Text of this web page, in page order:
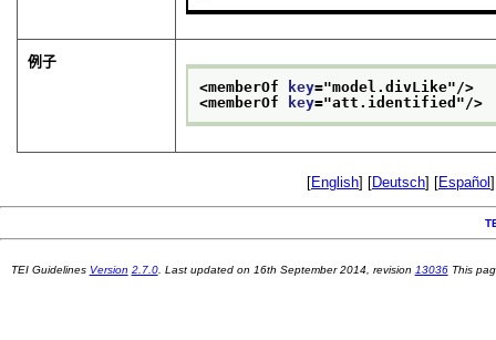
例子
<memberOf
key="model.divLike"/>
<memberOf
key="att.identified "/>
[English] [Deutsch] [Español
TEI Guidelines Version 2.7.0. Last updated on 16th September 2014 , revision 13036This